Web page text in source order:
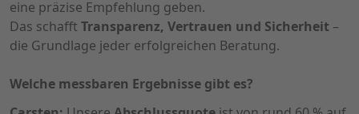
eine präzise Empfehlung geben.
Das schafft Transparenz, Vertrauen und Sicherheit –
die Grundlage jeder erfolgreichen Beratung.
Welche messbaren Ergebnisse gibt es?